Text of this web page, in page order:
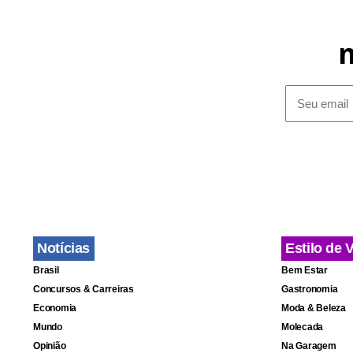
resistência,
o secretário
área de
normal o
Notícias
Brasil
Concursos & Carreiras
Economia
Mundo
Opinião
Estilo de
Bem Estar
Gastronomia
Moda & Beleza
Molecada
Na Garagem